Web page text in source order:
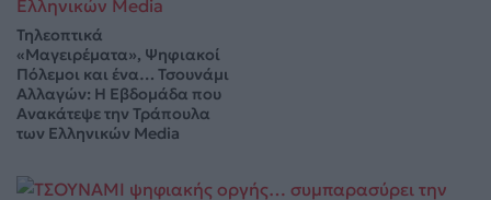
Τηλεοπτικά
«Μαγειρέματα», Ψηφιακοί
Πόλεμοι και ένα… Τσουνάμι
Αλλαγών: Η Εβδομάδα που
Ανακάτεψε την Τράπουλα
των Ελληνικών Media